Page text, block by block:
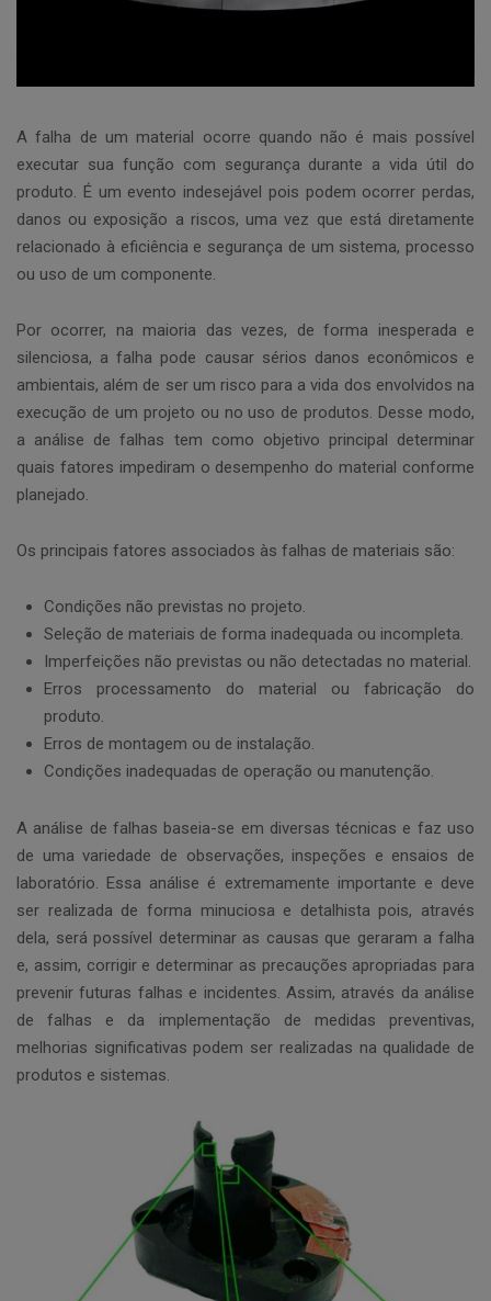
A falha de um material ocorre quando não é mais possível
executar sua função com segurança durante a vida útil do
produto. É um evento indesejável pois podem ocorrer perdas,
danos ou exposição a riscos, uma vez que está diretamente
relacionado à eficiência e segurança de um sistema, processo
ou uso de um componente.
Por ocorrer, na maioria das vezes, de forma inesperada e
silenciosa, a falha pode causar sérios danos econômicos e
ambientais, além de ser um risco para a vida dos envolvidos na
execução de um projeto ou no uso de produtos. Desse modo,
a análise de falhas tem como objetivo principal determinar
quais fatores impediram o desempenho do material conforme
planejado.
Os principais fatores associados às falhas de materiais são:
Condições não previstas no projeto.
Seleção de materiais de forma inadequada ou incompleta.
Imperfeições não previstas ou não detectadas no material.
Erros processamento do material ou fabricação do
produto.
Erros de montagem ou de instalação.
Condições inadequadas de operação ou manutenção.
A análise de falhas baseia-se em diversas técnicas e faz uso
de uma variedade de observações, inspeções e ensaios de
laboratório. Essa análise é extremamente importante e deve
ser realizada de forma minuciosa e detalhista pois, através
dela, será possível determinar as causas que geraram a falha
e, assim, corrigir e determinar as precauções apropriadas para
prevenir futuras falhas e incidentes. Assim, através da análise
de falhas e da implementação de medidas preventivas,
melhorias significativas podem ser realizadas na qualidade de
produtos e sistemas.